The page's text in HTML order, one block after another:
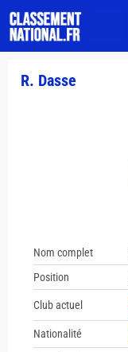
R. Dasse
Nom complet
Position
Club actuel
Nationalité